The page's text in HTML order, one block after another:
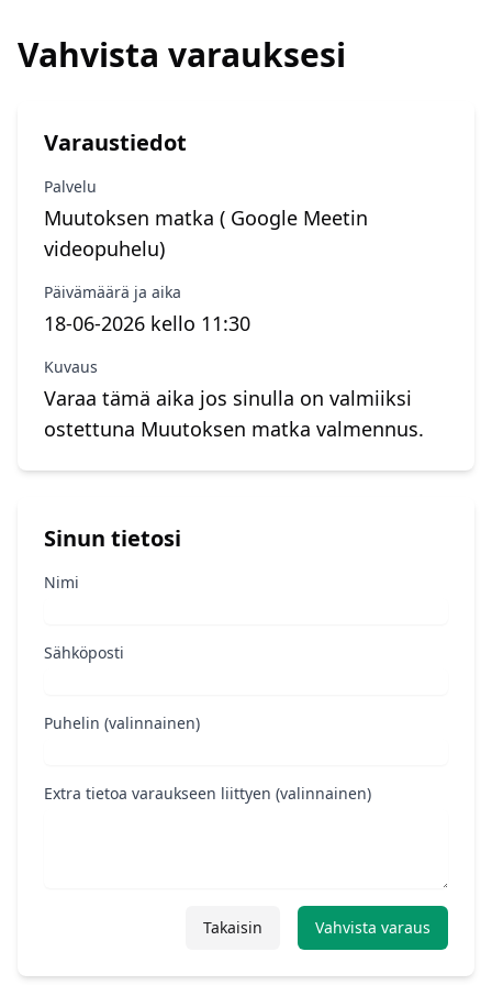
Vahvista varauksesi
Varaustiedot
Palvelu
Muutoksen matka ( Google Meetin
videopuhelu)
Päivämäärä ja aika
18-06-2026 kello 11:30
Kuvaus
Varaa tämä aika jos sinulla on valmiiksi
ostettuna Muutoksen matka valmennus.
Sinun tietosi
Nimi
Sähköposti
Puhelin (valinnainen)
Extra tietoa varaukseen liittyen (valinnainen)
Takaisin Vahvista varaus